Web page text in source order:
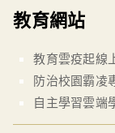
教育網站
教育雲疫起線
防治校園霸凌
自主學習雲端